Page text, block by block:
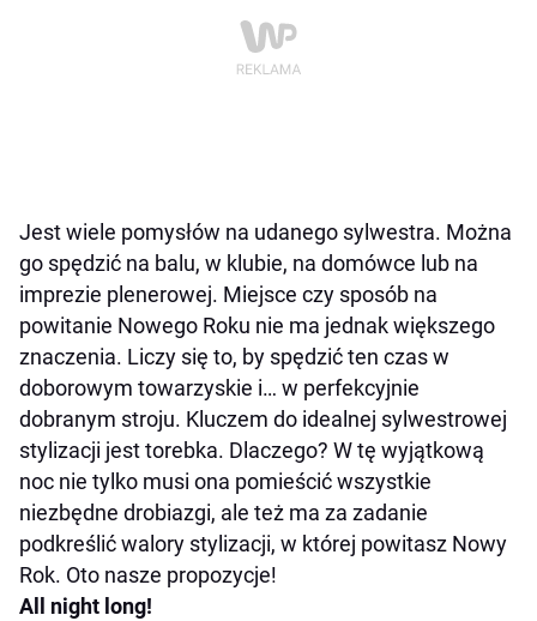
Jest wiele pomysłów na udanego sylwestra. Można
go spędzić na balu, w klubie, na domówce lub na
imprezie plenerowej. Miejsce czy sposób na
powitanie Nowego Roku nie ma jednak większego
znaczenia. Liczy się to, by spędzić ten czas w
doborowym towarzyskie i… w perfekcyjnie
dobranym stroju. Kluczem do idealnej sylwestrowej
stylizacji jest torebka. Dlaczego? W tę wyjątkową
noc nie tylko musi ona pomieścić wszystkie
niezbędne drobiazgi, ale też ma za zadanie
podkreślić walory stylizacji, w której powitasz Nowy
Rok. Oto nasze propozycje!
All night long!